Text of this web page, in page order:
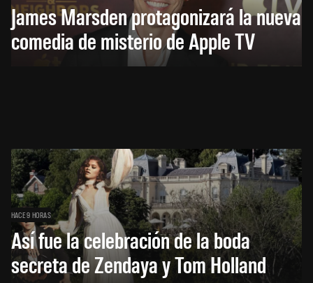
James Marsden protagonizará la nueva
comedia de misterio de Apple TV
HACE 9 HORAS
Así fue la celebración de la boda
secreta de Zendaya y Tom Holland